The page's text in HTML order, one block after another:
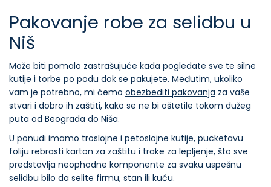
Pakovanje robe za selidbu u
Niš
Može biti pomalo zastrašujuće kada pogledate sve te silne
kutije i torbe po podu dok se pakujete. Međutim, ukoliko
vam je potrebno, mi ćemo obezbediti pakovanja za vaše
stvari i dobro ih zaštiti, kako se ne bi oštetile tokom dužeg
puta od Beograda do Niša.
U ponudi imamo troslojne i petoslojne kutije, pucketavu
foliju rebrasti karton za zaštitu i trake za lepljenje, što sve
predstavlja neophodne komponente za svaku uspešnu
selidbu bilo da selite firmu, stan ili kuću.